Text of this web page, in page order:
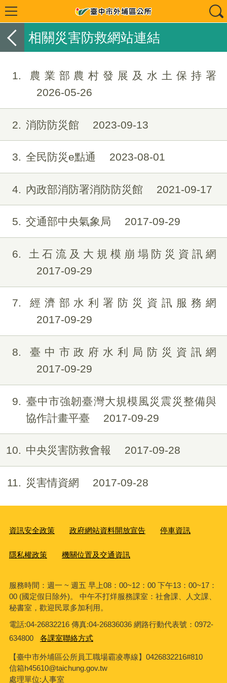
相關災害防救網站連結
1
農業部農村發展及水土保持署
2026-05-26
2 消防防災館 2023-09-13
3 全民防災e點通 2023-08-01
4 內政部消防署消防防災館 2021-09-17
5 交通部中央氣象局 2017-09-29
6
土石流及大規模崩塌防災資訊網
2017-09-29
7
經濟部水利署防災資訊服務網
2017-09-29
8
臺中市政府水利局防災資訊網
2017-09-29
9
臺中市強韌臺灣大規模風災震災整備與
協作計畫平臺
2017-09-29
10 中央災害防救會報 2017-09-28
11 災害情資網 2017-09-28
資訊安全政策 政府網站資料開放宣告 停車資訊
隱私權政策 機關位置及交通資訊
服務時間：週一 ~ 週五 早上08：00~12：00 下午13：00~17：
00 (國定假日除外)。 中午不打烊服務課室：社會課、人文課、
秘書室，歡迎民眾多加利用。
電話:04-26832216 傳真:04-26836036 網路行動代表號：0972-
634800
各課室聯絡方式
【臺中市外埔區公所員工職場霸凌專線】0426832216#810
信箱h45610@taichung.gov.tw
處理單位:人事室